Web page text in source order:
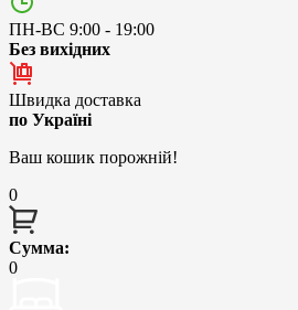
ПН-ВС 9:00 - 19:00
Без вихідних
Швидка доставка
по Україні
Ваш кошик порожній!
0
Сумма:
0